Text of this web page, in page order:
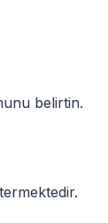
belirtin.